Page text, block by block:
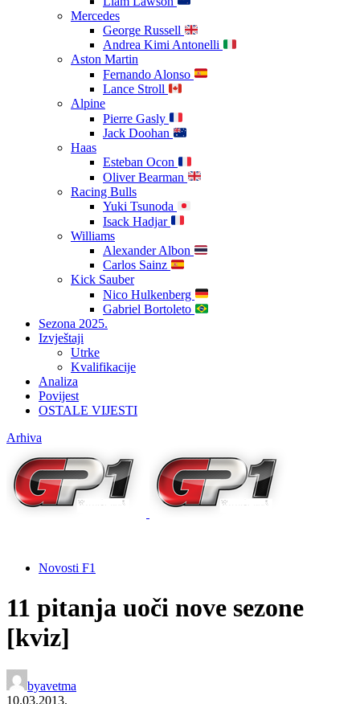
Mercedes
George Russell
Andrea Kimi Antonelli
Aston Martin
Fernando Alonso
Lance Stroll
Alpine
Pierre Gasly
Jack Doohan
Haas
Esteban Ocon
Oliver Bearman
Racing Bulls
Yuki Tsunoda
Isack Hadjar
Williams
Alexander Albon
Carlos Sainz
Kick Sauber
Nico Hulkenberg
Gabriel Bortoleto
Sezona 2025.
Izvještaji
Utrke
Kvalifikacije
Analiza
Povijest
OSTALE VIJESTI
Arhiva
Novosti F1
11 pitanja uoči nove sezone
[kviz]
byavetma
10.03.2013.